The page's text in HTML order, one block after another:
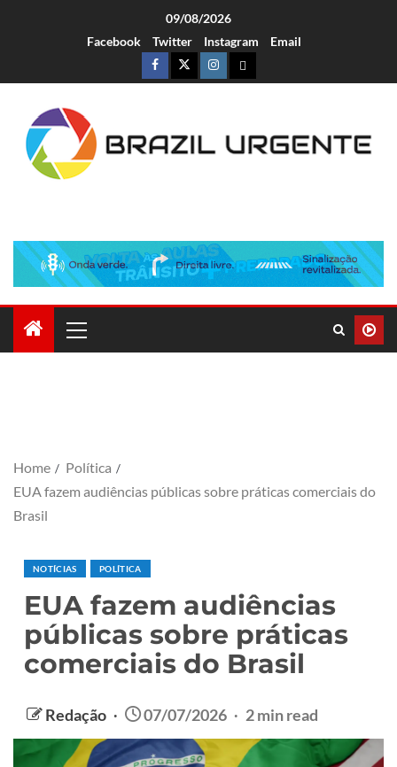
09/08/2026
Facebook
Twitter Instagram Email
Home
Política
EUA fazem audiências públicas sobre práticas comerciais do
Brasil
NOTÍCIAS POLÍTICA
EUA fazem audiências
públicas sobre práticas
comerciais do Brasil
Redação 07/07/2026 2 min read